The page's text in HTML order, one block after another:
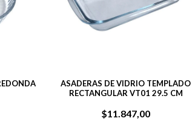
ASADERAS DE VIDRIO TEMPLADO
RECTANGULAR VT01 29.5 CM
$11.847,00